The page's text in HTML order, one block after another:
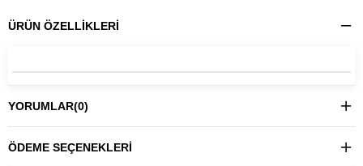
ÜRÜN ÖZELLIKLERI
YORUMLAR(0)
ÖDEME SEÇENEKLERI